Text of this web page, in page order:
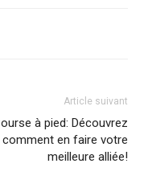
Article suivant
à pied: Découvrez
comment en faire votre
meilleure alliée!